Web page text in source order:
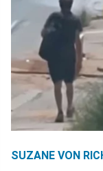
SUZANE VON